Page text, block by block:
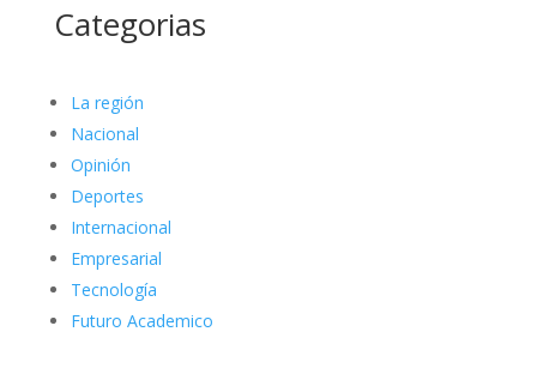
Categorias
La región
Nacional
Opinión
Deportes
Internacional
Empresarial
Tecnología
Futuro Academico